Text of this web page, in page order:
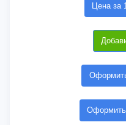
Цена за
Оформить